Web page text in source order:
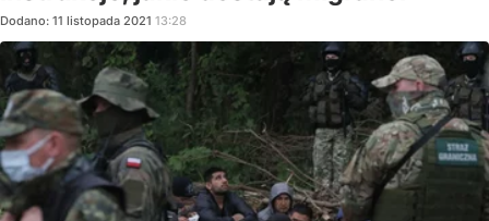
Dodano: 11 listopada 2021 13:28